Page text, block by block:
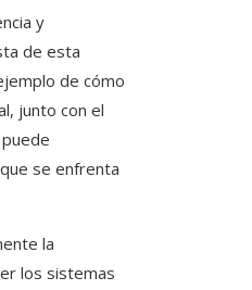
y
de esta
de cómo
junto con el
se enfrenta
la
los sistemas